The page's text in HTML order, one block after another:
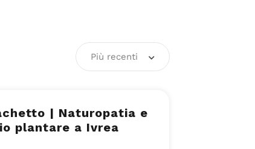
Più recenti
| Naturopatia e
plantare a Ivrea